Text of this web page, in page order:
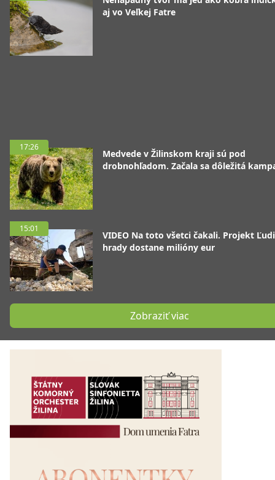
aj vo Veľkej Fatre
17:26
Medvede v Žilinskom kraji sú pod
drobnohľadom. Začala sa dôležitá
15:01
VIDEO Na toto všetci čakali. Projekt
hrady dostane milióny eur
Zobraziť viac